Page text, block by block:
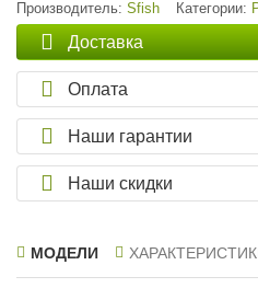
Производитель: Sfish Категории:
Доставка
Оплата
Наши гарантии
Наши скидки
МОДЕЛИ